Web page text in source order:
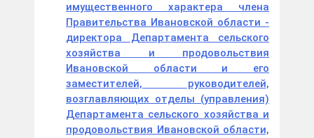
имущественного характера члена
Правительства Ивановской области -
директора Департамента сельского
хозяйства и продовольствия
Ивановской области и его
заместителей, руководителей,
возглавляющих отделы (управления)
Департамента сельского хозяйства и
продовольствия Ивановской области,